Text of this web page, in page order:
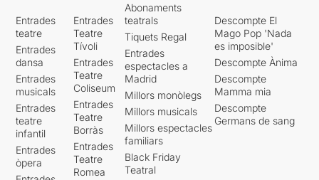
Entrades
teatre
Entrades
dansa
Entrades
musicals
Entrades
teatre
infantil
Entrades
òpera
Entrades
Teatre
Tívoli
Entrades
Teatre
Coliseum
Entrades
Teatre
Borràs
Entrades
Teatre
Romea
Abonaments
teatrals
Tiquets Regal
Entrades
espectacles a
Madrid
Millors monòlegs
Millors musicals
Millors espectacles
familiars
Black Friday
Teatral
Descompte El
Mago Pop 'Nada
es imposible'
Descompte Ànima
Descompte
Mamma mia
Descompte
Germans de sang